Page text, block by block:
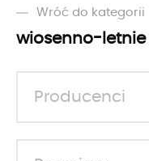
Wróć do kategorii
wiosenno-letnie
Producenci